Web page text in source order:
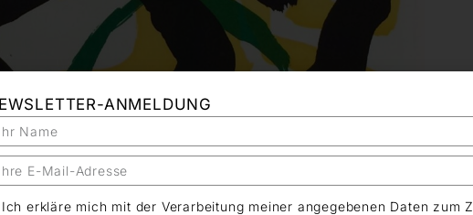
ANMELDUNG
Ich erkläre mich mit der Verarbeitung meiner angegebenen Daten zum